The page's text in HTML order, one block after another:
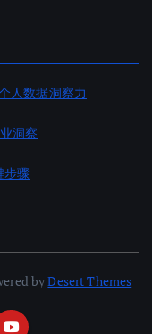
人数据洞察力
洞察
步骤
byDesert Themes